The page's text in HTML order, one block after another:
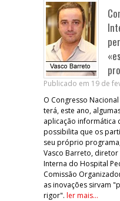
Publicado em 19 de
O Congresso
terá, este ano,
aplicação informática
possibilita que os
seu próprio
Vasco Barreto, diretor
Interna do Hospital
Comissão
as inovações sirvam
rigor". ler mais...